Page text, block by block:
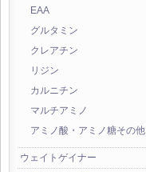
EAA
グルタミン
クレアチン
リジン
カルニチン
マルチアミノ
アミノ酸・アミノ糖その他
ウェイトゲイナー